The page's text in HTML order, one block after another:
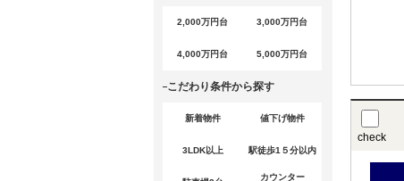
check
2,000万円台 3,000万円台
4,000万円台 5,000万円台
こだわり条件から探す
新着物件 値下げ物件
3LDK以上 駅徒歩1５分以内
カウンター